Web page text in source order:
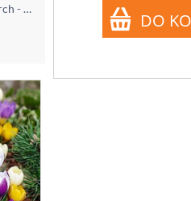
Koper ogrodowy Monarch - po ścięciu odrasta